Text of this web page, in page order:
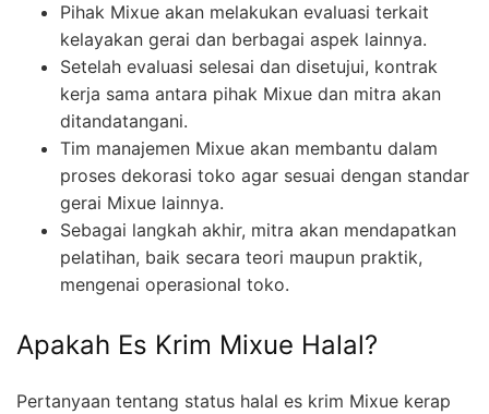
Pihak Mixue akan melakukan evaluasi terkait
kelayakan gerai dan berbagai aspek lainnya.
Setelah evaluasi selesai dan disetujui, kontrak
kerja sama antara pihak Mixue dan mitra akan
ditandatangani.
Tim manajemen Mixue akan membantu dalam
proses dekorasi toko agar sesuai dengan standar
gerai Mixue lainnya.
Sebagai langkah akhir, mitra akan mendapatkan
pelatihan, baik secara teori maupun praktik,
mengenai operasional toko.
Apakah Es Krim Mixue Halal?
Pertanyaan tentang status halal es krim Mixue kerap